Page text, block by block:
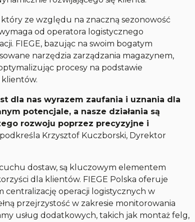
ze względu na znaczną sezonowość
od operatora logistycznego
FIEGE, bazując na swoim bogatym
narzędzia zarządzania magazynem,
procesy na podstawie
klientów.
dla nas wyrazem zaufania i uznania dla
potencjale, a nasze działania są
rozwoju poprzez precyzyjne i
Krzysztof Kuczborski, Dyrektor
dostaw, są kluczowym elementem
dla klientów. FIEGE Polska oferuje
centralizację operacji logistycznych w
przejrzystość w zakresie monitorowania
usług dodatkowych, takich jak montaż felg,